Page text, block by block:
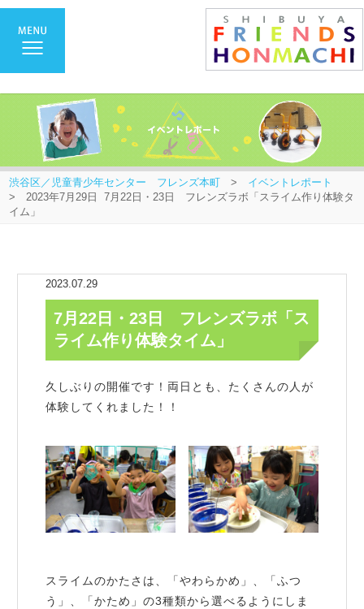
渋谷区／児童青少年センター フレンズ本町 > イベントレポート
> 2023年7月29日 7月22日・23日 フレンズラボ「スライム作り体験タ
イム」
2023.07.29
7月22日・23日 フレンズラボ「ス
ライム作り体験タイム」
久しぶりの開催です！両日とも、たくさんの人が
体験してくれました！！
スライムのかたさは、「やわらかめ」、「ふつ
う」、「かため」の3種類から選べるようにしま